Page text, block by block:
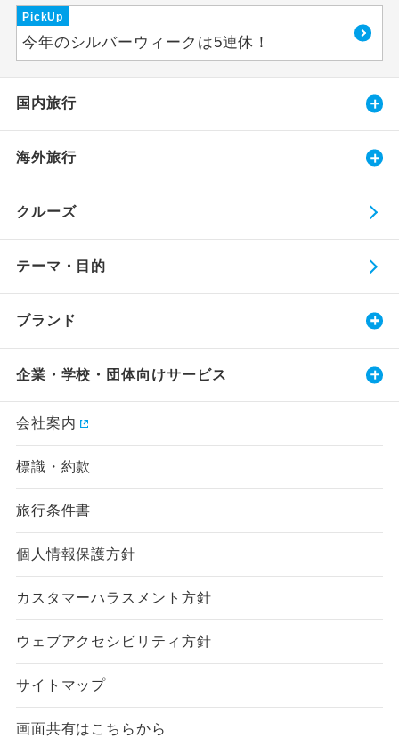
PickUp
今年のシルバーウィークは5連休！
国内旅行
海外旅行
クルーズ
テーマ・目的
ブランド
企業・学校・団体向けサービス
会社案内
標識・約款
旅行条件書
個人情報保護方針
カスタマーハラスメント方針
ウェブアクセシビリティ方針
サイトマップ
画面共有はこちらから